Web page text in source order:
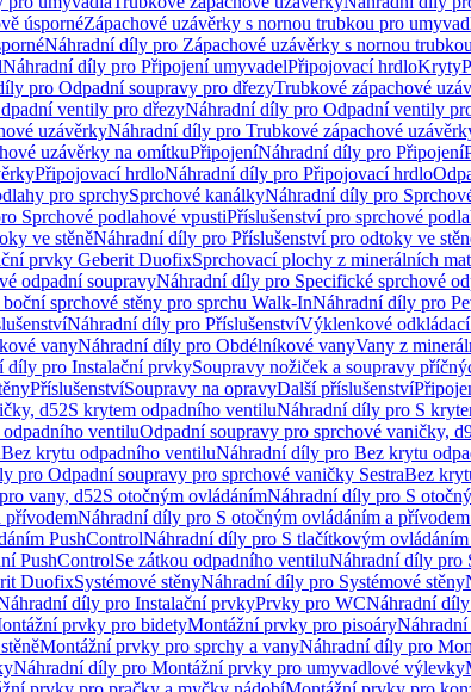
úspornéZápachové uzávěrky s nornou trubkou pro
Náhradní díly pro Zápachové uzávěrky s nornou
Náhradní díly pro Připojení umyvadelPřipojovací hrdloKryty
pro Odpadní soupravy pro dřezyTrubkové zápachové
ventily pro dřezyNáhradní díly pro Odpadní ventily
uzávěrkyNáhradní díly pro Trubkové zápachové
uzávěrky na omítkuPřipojeníNáhradní díly pro Připojení
Připojovací hrdloNáhradní díly pro Připojovací hrdlo
pro sprchySprchové kanálkyNáhradní díly pro
Sprchové podlahové vpustiPříslušenství pro sprchové
ve stěněNáhradní díly pro Příslušenství pro odtoky ve
prvky Geberit DuofixSprchovací plochy z minerálních
odpadní soupravyNáhradní díly pro Specifické sprchové
boční sprchové stěny pro sprchu Walk-InNáhradní díly pro
Náhradní díly pro PříslušenstvíVýklenkové
vanyNáhradní díly pro Obdélníkové vanyVany z
díly pro Instalační prvkySoupravy nožiček a soupravy
PříslušenstvíSoupravy na opravyDalší příslušenství
d52S krytem odpadního ventiluNáhradní díly pro S
ventiluOdpadní soupravy pro sprchové vaničky,
Bez krytu odpadního ventiluNáhradní díly pro Bez krytu
pro Odpadní soupravy pro sprchové vaničky SestraBez
vany, d52S otočným ovládánímNáhradní díly pro S
přívodemNáhradní díly pro S otočným ovládáním a přívodem
PushControlNáhradní díly pro S tlačítkovým
PushControlSe zátkou odpadního ventiluNáhradní díly pro
DuofixSystémové stěnyNáhradní díly pro Systémové stěny
díly pro Instalační prvkyPrvky pro WCNáhradní
prvky pro bidetyMontážní prvky pro pisoáry
Montážní prvky pro sprchy a vanyNáhradní díly pro
Náhradní díly pro Montážní prvky pro umyvadlové výlevky